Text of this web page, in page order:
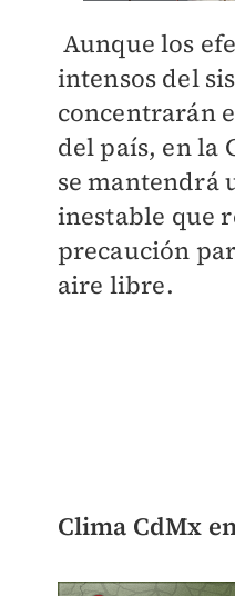
Aunque los
intensos del
concentrarán
del país, en la
se mantendrá
inestable que
precaución
aire libre.
Clima CdMx